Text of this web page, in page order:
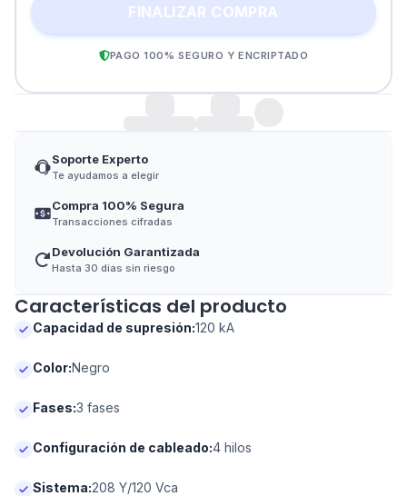
FINALIZAR COMPRA
PAGO 100% SEGURO Y ENCRIPTADO
Soporte Experto
Te ayudamos a elegir
Compra 100% Segura
Transacciones cifradas
Devolución Garantizada
Hasta 30 días sin riesgo
Características del producto
Capacidad de supresión:120 kA
Color:Negro
Fases:3 fases
Configuración de cableado:4 hilos
Sistema:208 Y/120 Vca